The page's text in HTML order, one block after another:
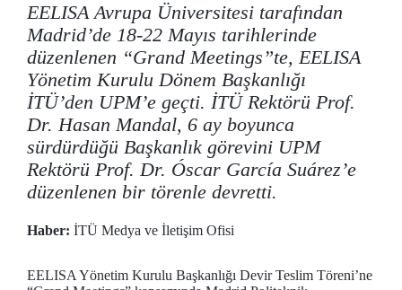
EELISA Avrupa Üniversitesi tarafından
Madrid’de 18-22 Mayıs tarihlerinde
düzenlenen “Grand Meetings”te, EELISA
Yönetim Kurulu Dönem Başkanlığı
İTÜ’den UPM’e geçti. İTÜ Rektörü Prof.
Dr. Hasan Mandal, 6 ay boyunca
sürdürdüğü Başkanlık görevini UPM
Rektörü Prof. Dr. Óscar García Suárez’e
düzenlenen bir törenle devretti.
Haber: İTÜ Medya ve İletişim Ofisi
EELISA Yönetim Kurulu Başkanlığı Devir Teslim Töreni’ne